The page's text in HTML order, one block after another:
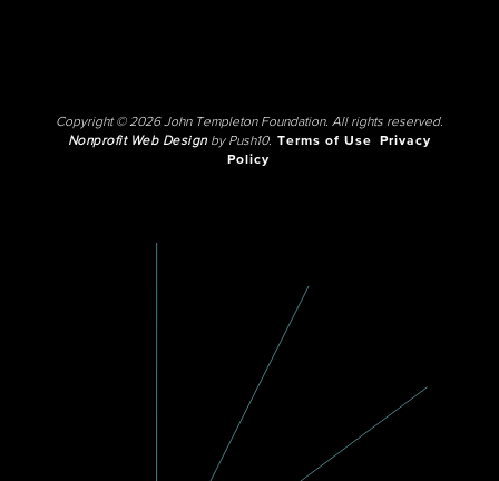
Copyright © 2026 John Templeton Foundation. All rights reserved.
Nonprofit Web Designby Push10. Terms of Use
Privacy
Policy